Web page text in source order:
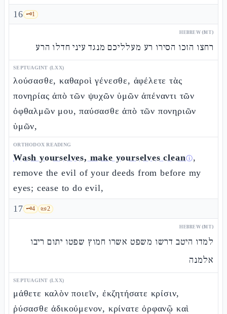
16 🗝️1
HEBREW (MT)
רחצו הזכו הסירו רע מעלליכם מנגד עיני חדלו הרע
SEPTUAGINT (LXX)
λούσασθε, καθαροὶ γένεσθε, ἀφέλετε τὰς
πονηρίας ἀπὸ τῶν ψυχῶν ὑμῶν ἀπέναντι τῶν
ὀφθαλμῶν μου, παύσασθε ἀπὸ τῶν πονηριῶν
ὑμῶν,
ORTHODOX READING
Wash yourselves, make yourselves cleanⓘ,
remove the evil of your deeds from before my
eyes; cease to do evil,
17 🗝️4 📜2
HEBREW (MT)
למדו היטב דרשו משפט אשרו חמוץ שפטו יתום ריבו
אלמנה
SEPTUAGINT (LXX)
μάθετε καλὸν ποιεῖν, ἐκζητήσατε κρίσιν,
ῥύσασθε ἀδικούμενον, κρίνατε ὀρφανῷ καὶ